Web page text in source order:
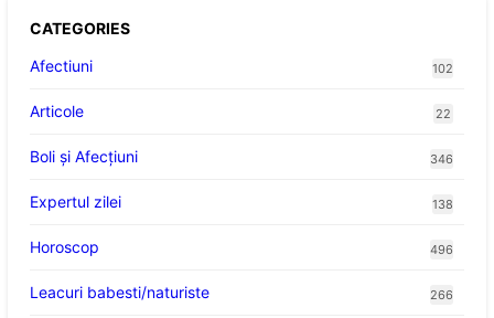
CATEGORIES
Afectiuni
102
Articole 22
Boli și Afecțiuni 346
Expertul zilei 138
Horoscop 496
Leacuri babesti/naturiste 266